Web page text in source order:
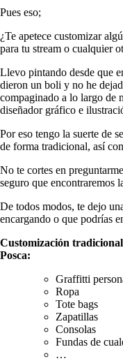
Pues eso;
¿Te apetece customizar
para tu stream o cualquier
Llevo pintando desde que
dieron un boli y no he
compaginado a lo largo de
diseñador gráfico e
Por eso tengo la suerte de
de forma tradicional, así
No te cortes en
seguro que encontraremos
De todos modos, te dejo
encargando o que podrías
Customización
Posca:
Graffitti
Ropa
Tote bags
Zapatillas
Consolas
Fundas de
…